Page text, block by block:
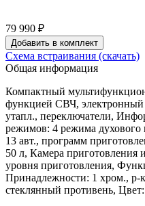
79 990 ₽
Добавить в комплект
Схема встраивания (скачать)
Общая информация
Компактный
функцией СВЧ,
утапл., переключатели,
режимов: 4 режима
13 авт., программ
50 л, Камера приготовления
уровня приготовления,
Принадлежности: 1 хром., р-
стеклянный противень, Цвет: